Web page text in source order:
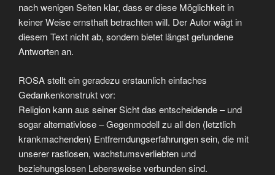
nach wenigen Seiten klar, dass er diese Möglichkeit in
keiner Weise ernsthaft betrachten will. Der Autor wägt in
diesem Text nicht ab, sondern bietet längst gefundene
Antworten an.
ROSA stellt ein geradezu erstaunlich einfaches
Gedankenkonstrukt vor:
Religion kann aus seiner Sicht das entscheidende – und
sogar alternativlose – Gegenmodell zu all den (letztlich
krankmachenden) Entfremdungserfahrungen sein, die mit
unserer rastlosen, wachstumsverliebten und
beziehungslosen Lebensweise verbunden sind.